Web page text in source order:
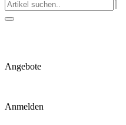
Angebote
Anmelden